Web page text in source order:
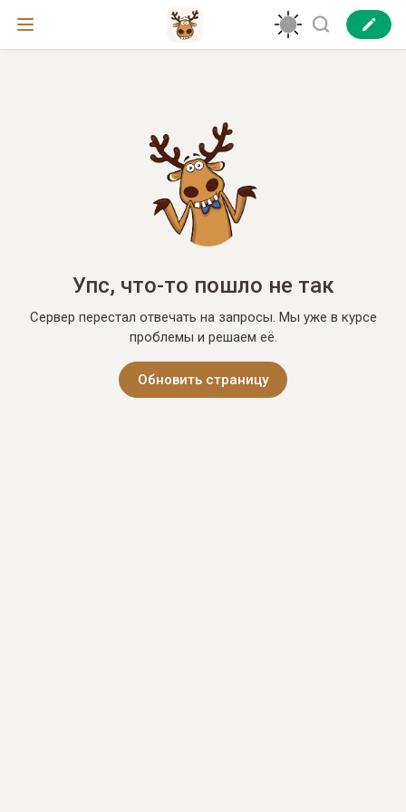
Упс, что-то пошло не так
Сервер перестал отвечать на запросы. Мы уже в курсе
проблемы и решаем её.
Обновить страницу